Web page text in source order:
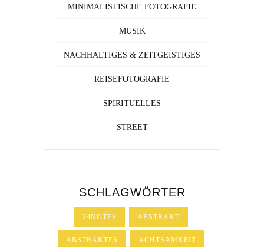
MINIMALISTISCHE FOTOGRAFIE
MUSIK
NACHHALTIGES & ZEITGEISTIGES
REISEFOTOGRAFIE
SPIRITUELLES
STREET
SCHLAGWÖRTER
24NOTES ABSTRAKT
ABSTRAKTES ACHTSAMKEIT